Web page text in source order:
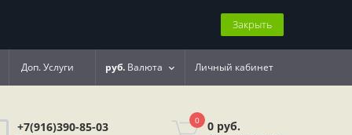
Закрыть
Доп. Услуги руб. Валюта Личный кабинет
+7(916)390-85-03 0 0 руб.